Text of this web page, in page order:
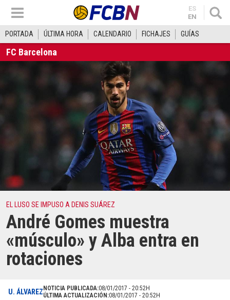
ES
EN
PORTADA ÚLTIMA HORA CALENDARIO FICHAJES GUÍAS
FC Barcelona
EL LUSO SE IMPUSO A DENIS SUÁREZ
André Gomes muestra
«músculo» y Alba entra en
rotaciones
U. ÁLVAREZ NOTICIA PUBLICADA:08/01/2017 - 20:52H
ÚLTIMA ACTUALIZACIÓN:08/01/2017 - 20:52H